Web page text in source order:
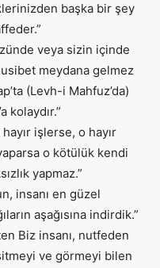
başka bir şey
veya sizin içinde
meydana gelmez
(Levh-i Mahfuz’da)
kolaydır.”
hayır işlerse, o hayır
o kötülük kendi
yapmaz.”
insanı en güzel
aşağısına indirdik.”
Biz insanı, nutfeden
ve görmeyi bilen